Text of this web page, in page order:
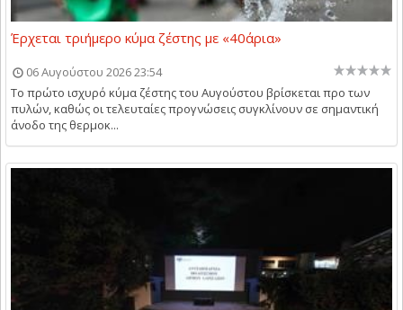
Έρχεται τριήμερο κύμα ζέστης με «40άρια»
06 Αυγούστου 2026 23:54
Το πρώτο ισχυρό κύμα ζέστης του Αυγούστου βρίσκεται προ των
πυλών, καθώς οι τελευταίες προγνώσεις συγκλίνουν σε σημαντική
άνοδο της θερμοκ...